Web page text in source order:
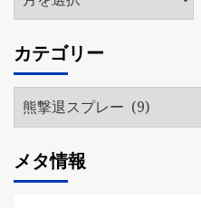
ー
イ
ブ
カテゴリー
カ
テ
リ
ー
メタ情報